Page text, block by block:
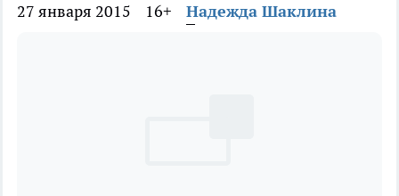
27 января 2015 16+ Надежда Шаклина